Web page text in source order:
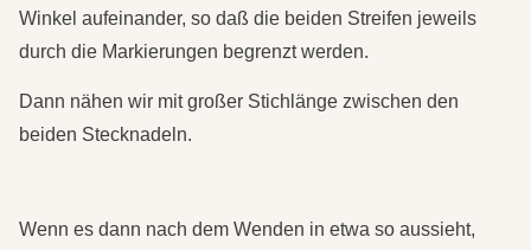
Winkel aufeinander, so daß die beiden Streifen jeweils
durch die Markierungen begrenzt werden.
Dann nähen wir mit großer Stichlänge zwischen den
beiden Stecknadeln.
Wenn es dann nach dem Wenden in etwa so aussieht,